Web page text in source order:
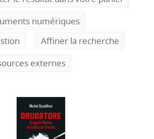
numériques
Affiner la recherche
externes